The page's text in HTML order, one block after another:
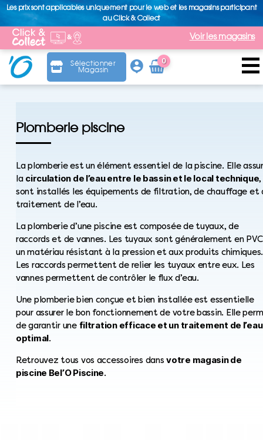
Les prix sont applicables uniquement pour le web et les magasins participant
au Click & Collect
Voir les magasins
Sélectionner
Magasin
0
Arti
cle
Plomberie piscine
La plomberie est un élément essentiel de la piscine. Elle
la circulation de l’eau entre le bassin et le local technique
sont installés les équipements de filtration, de chauffage et
traitement de l’eau.
La plomberie d’une piscine est composée de tuyaux, de
raccords et de vannes. Les tuyaux sont généralement en
un matériau résistant à la pression et aux produits chimiques.
Les raccords permettent de relier les tuyaux entre eux. Les
vannes permettent de contrôler le flux d’eau.
Une plomberie bien conçue et bien installée est essentielle
pour assurer le bon fonctionnement de votre bassin. Elle
de garantir une filtration efficace et un traitement de l’eau
optimal.
Retrouvez tous vos accessoires dansvotre magasin de
piscine Bel’O Piscine.